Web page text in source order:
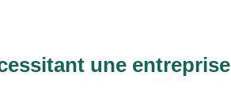
une entreprise